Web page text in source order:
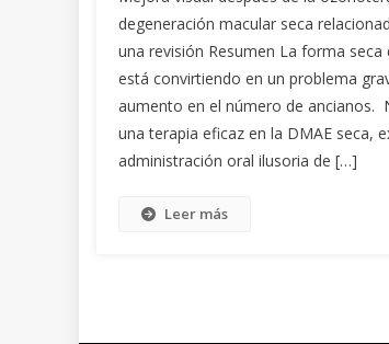
degeneración macular seca
una revisión Resumen La forma seca
está convirtiendo en un problema
aumento en el número de ancianos.
una terapia eficaz en la DMAE seca,
administración oral ilusoria de […]
Leer más